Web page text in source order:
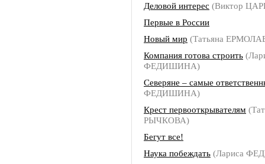
Деловой интерес (Виктор
Первые в России
Новый мир (Татьяна
Компания готова строить
ФЕДИШИНА)
Северяне – самые
ФЕДИШИНА)
Крест первооткрывателям
РЫЧКОВА)
Бегут все!
Наука побеждать (Лариса